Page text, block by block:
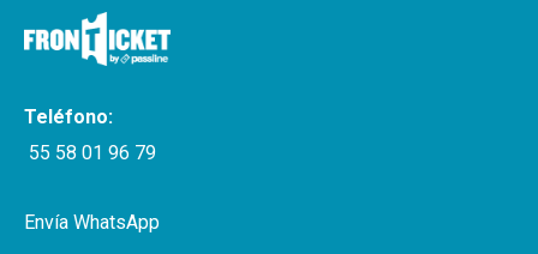
Teléfono:
55 58 01 96 79
Envía WhatsApp